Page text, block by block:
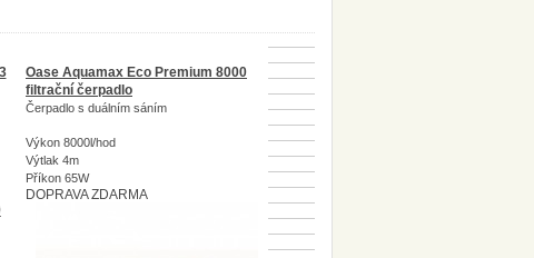
Oase Aquamax Eco Premium 8000
filtrační čerpadlo
Čerpadlo s duálním sáním
Výkon 8000l/hod
Výtlak 4m
Příkon 65W
DOPRAVA ZDARMA